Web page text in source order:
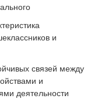
и
связей между
и
деятельности